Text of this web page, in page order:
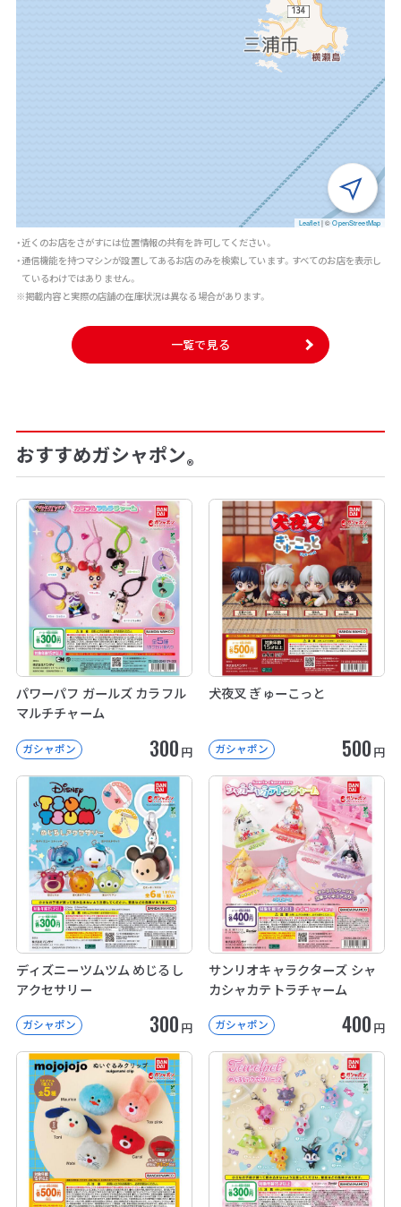
Leaflet |©OpenStreetMap
・近くのお店をさがすには位置情報の共有を許可してください。
・通信機能を持つマシンが設置してあるお店のみを検索しています。すべてのお店を表示し
ているわけではありません。
※掲載内容と実際の店舗の在庫状況は異なる場合があります。
一覧で見る
おすすめガシャポン®
パワーパフ ガールズ カラフル
マルチチャーム
ガシャポン 300 円
犬夜叉 ぎゅーこっと
ガシャポン 500 円
ディズニーツムツム めじるし
アクセサリー
ガシャポン 300 円
サンリオキャラクターズ シャ
カシャカテトラチャーム
ガシャポン 400 円